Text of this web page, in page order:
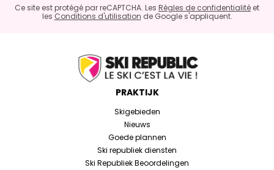
Ce site est protégé par reCAPTCHA. Les Règles de confidentialité et
les Conditions d'utilisation de Google s'appliquent.
PRAKTIJK
Skigebieden
Nieuws
Goede plannen
Ski republiek diensten
Ski Republiek Beoordelingen